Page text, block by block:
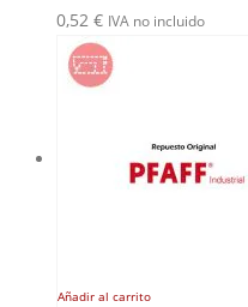
0,52 € IVA no incluido
Añadir al carrito